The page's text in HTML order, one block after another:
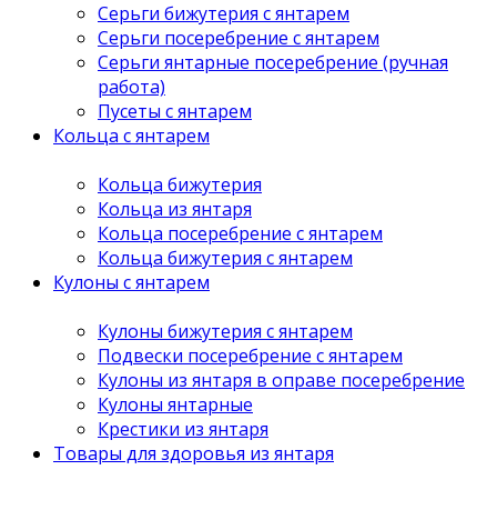
Серьги бижутерия с янтарем
Серьги посеребрение с янтарем
Серьги янтарные посеребрение (ручная
работа)
Пусеты с янтарем
Кольца с янтарем
Кольца бижутерия
Кольца из янтаря
Кольца посеребрение с янтарем
Кольца бижутерия с янтарем
Кулоны с янтарем
Кулоны бижутерия с янтарем
Подвески посеребрение с янтарем
Кулоны из янтаря в оправе посеребрение
Кулоны янтарные
Крестики из янтаря
Товары для здоровья из янтаря